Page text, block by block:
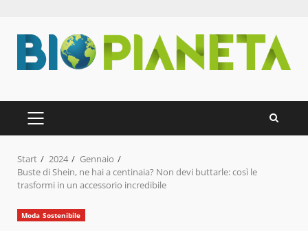
Inhalt
springen
PRIMÄRES
MENÜ
Start 2024
Gennaio
Buste di Shein, ne hai a centinaia? Non devi buttarle: così le
trasformi in un accessorio incredibile
Moda Sostenibile